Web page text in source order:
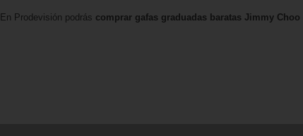
En Prodevisión podrás comprar gafas graduadas baratas Jimmy Choo